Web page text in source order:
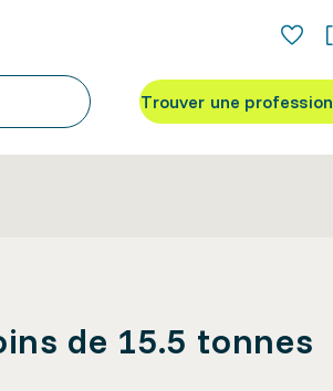
Trouver une profession
de 15.5 tonnes